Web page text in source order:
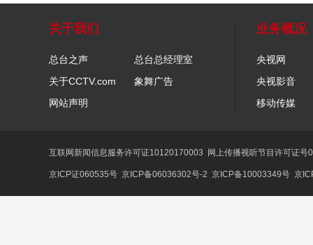
关于我们
总台之声
总台总经理室
关于CCTV.com
象舞广告
网站声明
业务概况
央视网
央视影音
移动传媒
互联网新闻信息服务许可证10120170003 网上传播视听节目许可证
京ICP证060535号 京ICP备06036302号-2 京ICP备10003349号 京